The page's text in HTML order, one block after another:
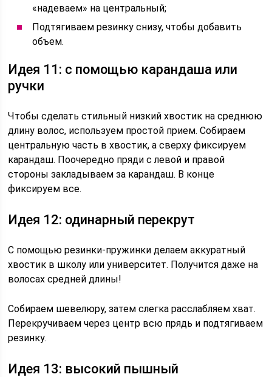
«надеваем» на центральный;
Подтягиваем резинку снизу, чтобы добавить
объем.
Идея 11: с помощью карандаша или
ручки
Чтобы сделать стильный низкий хвостик на среднюю
длину волос, используем простой прием. Собираем
центральную часть в хвостик, а сверху фиксируем
карандаш. Поочередно пряди с левой и правой
стороны закладываем за карандаш. В конце
фиксируем все.
Идея 12: одинарный перекрут
С помощью резинки-пружинки делаем аккуратный
хвостик в школу или университет. Получится даже на
волосах средней длины!
Собираем шевелюру, затем слегка расслабляем хват.
Перекручиваем через центр всю прядь и подтягиваем
резинку.
Идея 13: высокий пышный